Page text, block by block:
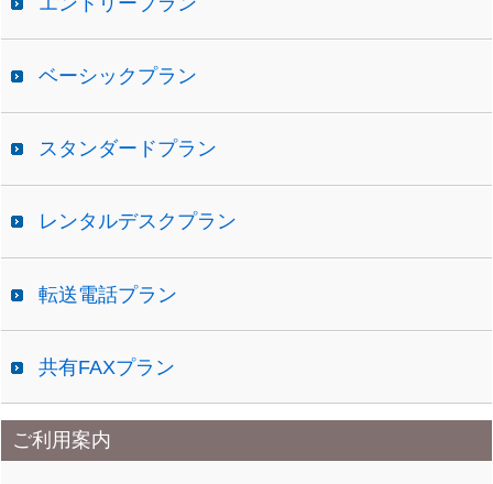
ベーシックプラン
スタンダードプラン
レンタルデスクプラン
転送電話プラン
共有FAXプラン
ご利用案内